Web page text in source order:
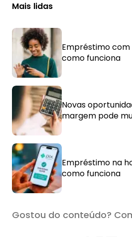
Mais lidas
Empréstimo
como funciona
Novas
margem pode
Empréstimo na
como funciona
Gostou do conteúdo?